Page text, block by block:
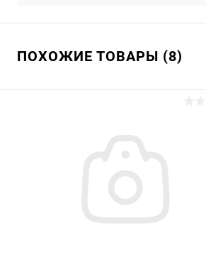
ПОХОЖИЕ ТОВАРЫ (8)